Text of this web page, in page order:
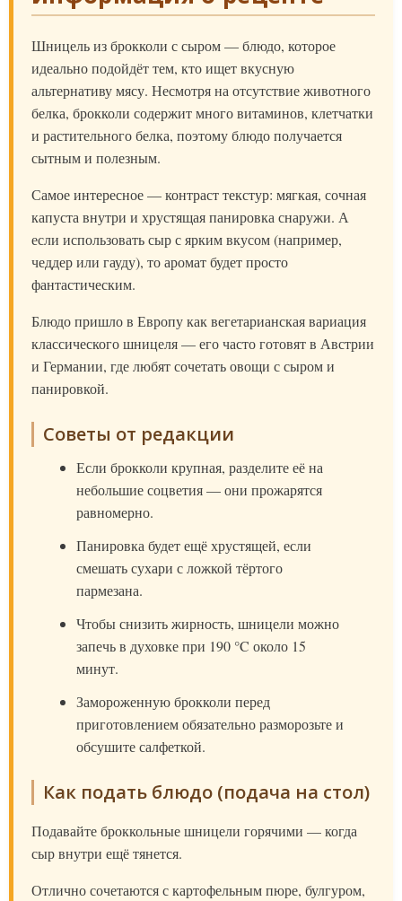
Шницель из брокколи с сыром — блюдо, которое
идеально подойдёт тем, кто ищет вкусную
альтернативу мясу. Несмотря на отсутствие животного
белка, брокколи содержит много витаминов, клетчатки
и растительного белка, поэтому блюдо получается
сытным и полезным.
Самое интересное — контраст текстур: мягкая, сочная
капуста внутри и хрустящая панировка снаружи. А
если использовать сыр с ярким вкусом (например,
чеддер или гауду), то аромат будет просто
фантастическим.
Блюдо пришло в Европу как вегетарианская вариация
классического шницеля — его часто готовят в Австрии
и Германии, где любят сочетать овощи с сыром и
панировкой.
Советы от редакции
Если брокколи крупная, разделите её на
небольшие соцветия — они прожарятся
равномерно.
Панировка будет ещё хрустящей, если
смешать сухари с ложкой тёртого
пармезана.
Чтобы снизить жирность, шницели можно
запечь в духовке при 190 °C около 15
минут.
Замороженную брокколи перед
приготовлением обязательно разморозьте и
обсушите салфеткой.
Как подать блюдо (подача на стол)
Подавайте броккольные шницели горячими — когда
сыр внутри ещё тянется.
Отлично сочетаются с картофельным пюре, булгуром,